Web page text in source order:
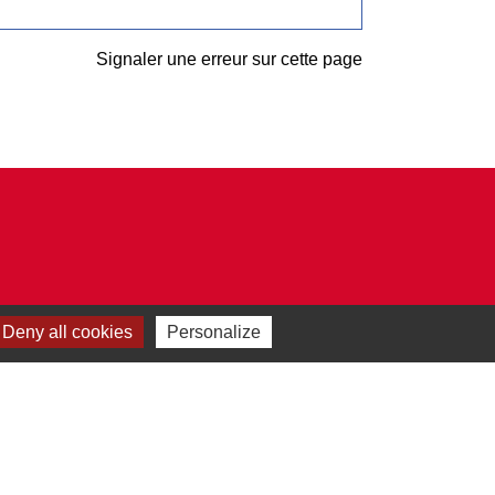
Signaler une erreur sur cette page
Deny all cookies Personalize